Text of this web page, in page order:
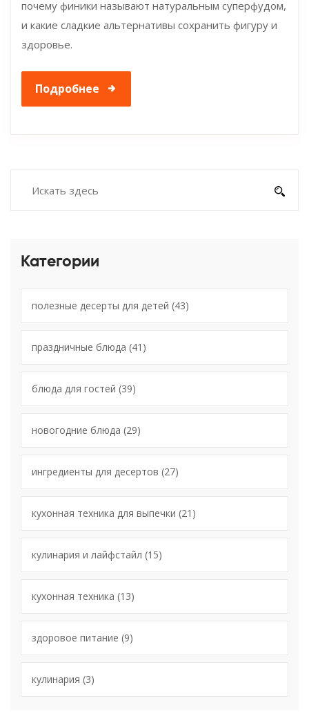
почему финики называют натуральным суперфудом,
и какие сладкие альтернативы сохранить фигуру и
здоровье.
Подробнее
Категории
полезные десерты для детей (43)
праздничные блюда (41)
блюда для гостей (39)
новогодние блюда (29)
ингредиенты для десертов (27)
кухонная техника для выпечки (21)
кулинария и лайфстайл (15)
кухонная техника (13)
здоровое питание (9)
кулинария (3)